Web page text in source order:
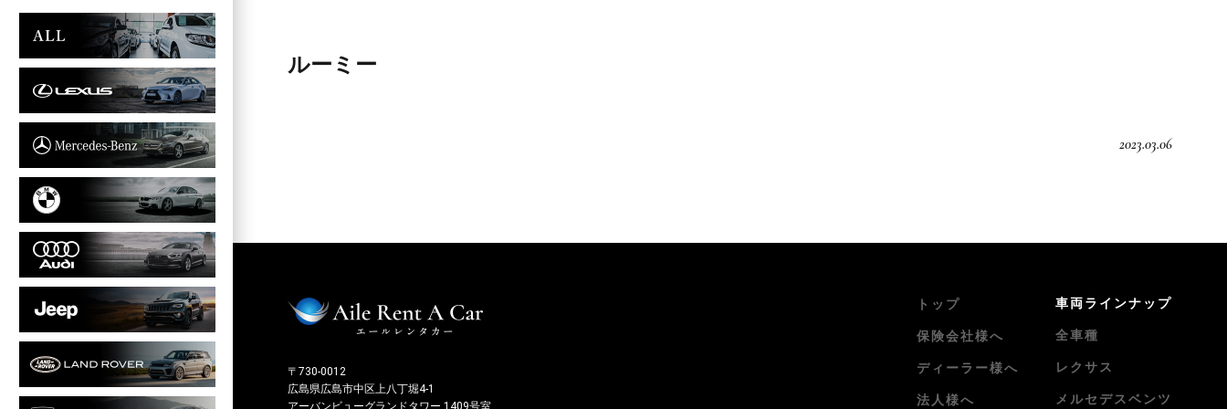
ルーミー
2023.03.06
〒730-0012
広島県広島市中区上八丁堀4-1
アーバンビューグランドタワー 1409号室
トップ
保険会社様へ
ディーラー様へ
法人様へ
車両ラインナップ
全車種
レクサス
メルセデスベンツ